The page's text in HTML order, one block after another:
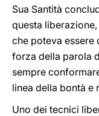
Sua Santità
questa
che poteva essere
forza della parola
sempre
linea della bontà e
Uno dei tecnici